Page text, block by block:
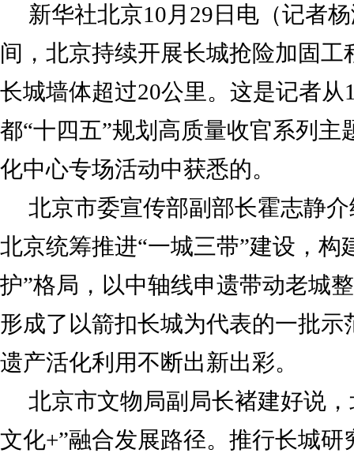
新华社北京10月29日电（记者
间，北京持续开展长城抢险加固工
长城墙体超过20公里。这是记者从
都“十四五”规划高质量收官系列主
化中心专场活动中获悉的。
北京市委宣传部副部长霍志静
北京统筹推进“一城三带”建设，构
护”格局，以中轴线申遗带动老城
形成了以箭扣长城为代表的一批示
遗产活化利用不断出新出彩。
北京市文物局副局长褚建好说
文化+”融合发展路径。推行长城